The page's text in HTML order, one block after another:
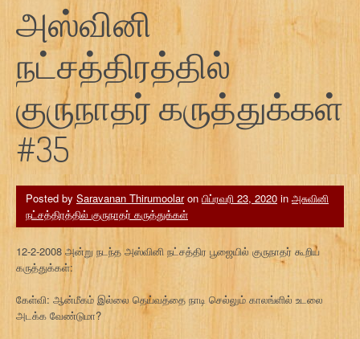
அஸ்வினி
நட்சத்திரத்தில்
குருநாதர் கருத்துக்கள்
#35
Posted by Saravanan Thirumoolaron பிப்ரவரி 23, 2020 in அசுவினி
நட்சத்திரத்தில் குருநாதர் கருத்துக்கள்
12-2-2008 அன்று நடந்த அஸ்வினி நட்சத்திர பூஜையில் குருநாதர் கூறிய
கருத்துக்கள்:
கேள்வி: ஆன்மீகம் இல்லை தெய்வத்தை நாடி செல்லும் காலங்ளில் உடலை
அடக்க வேண்டுமா?